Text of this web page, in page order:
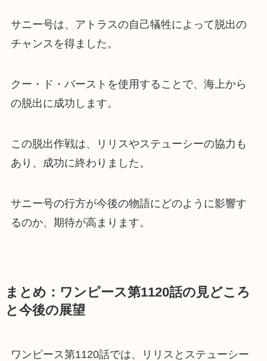
サニー号は、アトラスの自己犠牲によって脱出の
チャンスを得ました。
クー・ド・バーストを使用することで、海上から
の脱出に成功します。
この脱出作戦は、リリスやステューシーの協力も
あり、成功に終わりました。
サニー号の行方が今後の物語にどのように影響す
るのか、期待が高まります。
まとめ：ワンピース第1120話の見どころ
と今後の展望
ワンピース第1120話では、リリスとステューシー